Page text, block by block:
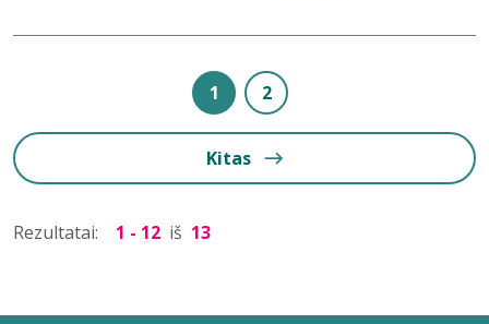
1 2
Kitas
Rezultatai: 1 - 12 iš 13